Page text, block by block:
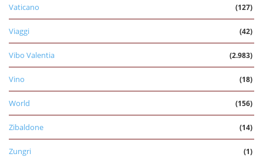
Vaticano (127)
Viaggi (42)
Vibo Valentia (2.983)
Vino (18)
World (156)
Zibaldone (14)
Zungri (1)